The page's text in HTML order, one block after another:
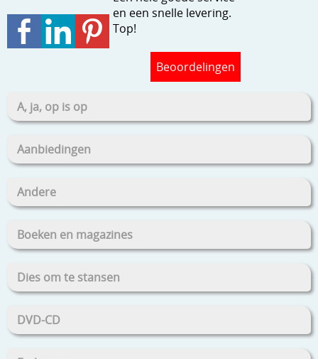
en een snelle levering.
Top!
Beoordelingen
A, ja, op is op
Aanbiedingen
Andere
Boeken en magazines
Dies om te stansen
DVD-CD